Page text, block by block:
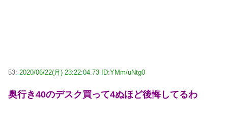
53: 2020/06/22(月) 23:22:04.73 ID:YMm/uNtg0
奥行き40のデスク買って4ぬほど後悔してるわ